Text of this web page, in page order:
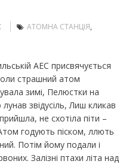
АТОМНА СТАНЦІЯ,
АЕС присвячується
страшний атом
зимі, Пелюстки на
звідусіль, Лиш кликав
не схотіла піти –
годують піском, ллють
Потім йому подали і
Залізні птахи літа над